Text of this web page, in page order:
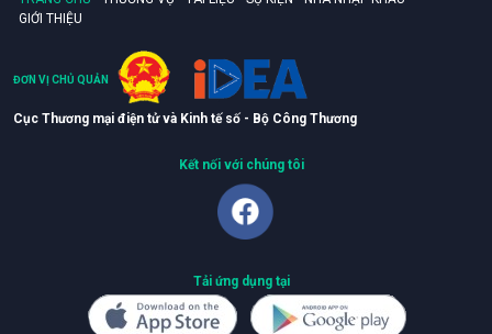
GIỚI THIỆU
ĐƠN VỊ CHỦ QUẢN
Cục Thương mại điện tử và Kinh tế số - Bộ Công Thương
Kết nối với chúng tôi
Tải ứng dụng tại